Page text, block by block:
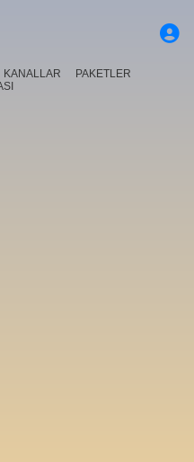
KANALLAR
PAKETLER